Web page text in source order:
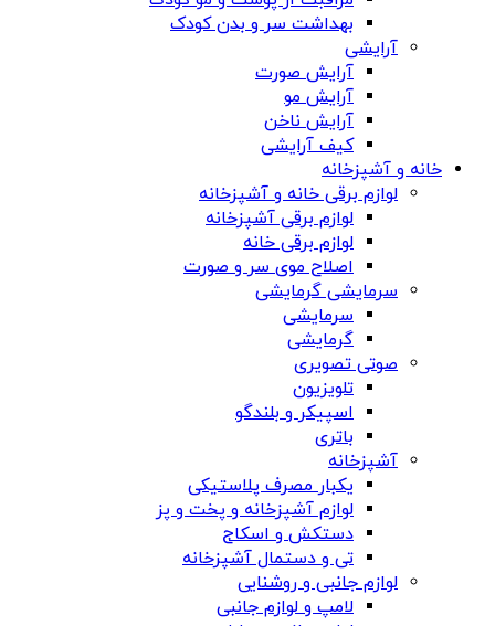
بهداشت سر و بدن کودک
آرایشی
آرایش صورت
آرایش مو
آرایش ناخن
کیف آرایشی
خانه و آشپزخانه
لوازم برقی خانه و آشپزخانه
لوازم برقی آشپزخانه
لوازم برقی خانه
اصلاح موی سر و صورت
سرمایشی گرمایشی
سرمایشی
گرمایشی
صوتی تصویری
تلویزیون
اسپیکر و بلندگو
باتری
آشپزخانه
یکبار مصرف پلاستیکی
لوازم آشپزخانه و پخت و پز
دستکش و اسکاج
تی و دستمال آشپزخانه
لوازم جانبی و روشنایی
لامپ و لوازم جانبی